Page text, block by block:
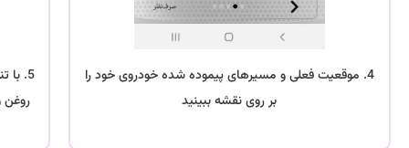
4. موقعیت فعلی و مسیرهای پیموده شده خودروی خود را
بر روی نقشه ببینید
5.
روغن